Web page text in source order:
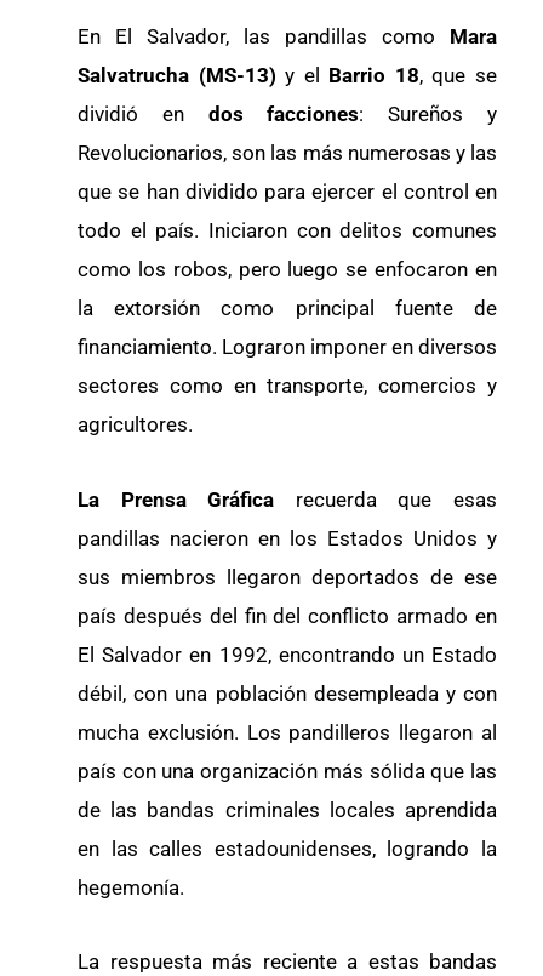
En El Salvador, las pandillas como Mara
Salvatrucha (MS-13)y el Barrio 18, que se
dividió en dos facciones: Sureños y
Revolucionarios, son las más numerosas y las
que se han dividido para ejercer el control en
todo el país. Iniciaron con delitos comunes
como los robos, pero luego se enfocaron en
la extorsión como principal fuente de
financiamiento. Lograron imponer en diversos
sectores como en transporte, comercios y
agricultores.
La Prensa Gráfica recuerda que esas
pandillas nacieron en los Estados Unidos y
sus miembros llegaron deportados de ese
país después del fin del conflicto armado en
El Salvador en 1992, encontrando un Estado
débil, con una población desempleada y con
mucha exclusión. Los pandilleros llegaron al
país con una organización más sólida que las
de las bandas criminales locales aprendida
en las calles estadounidenses, logrando la
hegemonía.
La respuesta más reciente a estas bandas